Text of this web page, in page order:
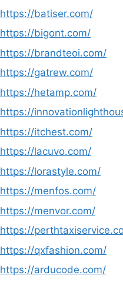
https://batiser.com/
https://bigont.com/
https://brandteoi.com/
https://gatrew.com/
https://hetamp.com/
https://
https://itchest.com/
https://lacuvo.com/
https://lorastyle.com/
https://menfos.com/
https://menvor.com/
https://
https://qxfashion.com/
https://arducode.com/